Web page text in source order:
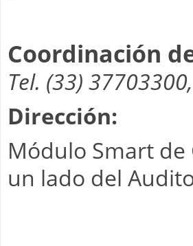
Coordinación
Tel. (33)
Dirección:
Módulo Smart de
un lado del